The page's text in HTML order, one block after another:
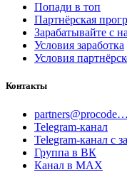
Попади в топ
Партнёрская
Зарабатывайте с
Условия заработка
Условия
Контакты
partners@procode…
Telegram-канал
Telegram-канал с
Группа в ВК
Канал в MAX